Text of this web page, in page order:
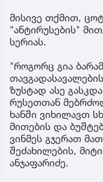
მისივე თქმით,
"ანტირუსების"
სერიას.
"როგორც გია
ზუსტად ასე
რუსეთთან
ხანში ვიხილავთ
მითების და
ვინმეს გჯერათ
შეძახილების,
ანჯაფარიძე.